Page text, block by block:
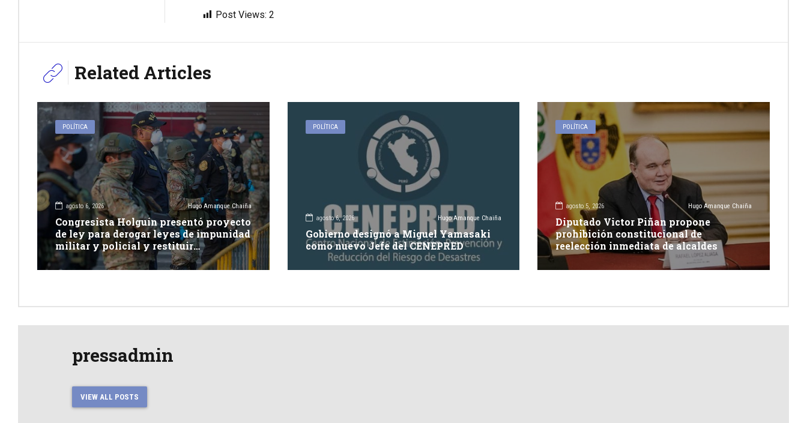
Post Views: 2
Related Articles
POLÍTICA
agosto 6, 2026 Hugo Amanque Chaiña
Congresista Holguín presentó proyecto
de ley para derogar leyes de impunidad
militar y policial y restituir
competencia de justicia ordinaria
POLÍTICA
agosto 6, 2026 Hugo Amanque Chaiña
Gobierno designó a Miguel Yamasaki
como nuevo Jefe del CENEPRED
POLÍTICA
agosto 5, 2026 Hugo Amanque Chaiña
Diputado Victor Piñan propone
prohibición constitucional de
reelección inmediata de alcaldes
pressadmin
VIEW ALL POSTS